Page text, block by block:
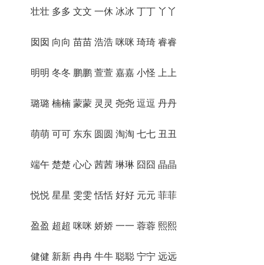
壮壮 多多 文文 一休 冰冰 丁丁 丫丫
囡囡 向向 苗苗 浩浩 咪咪 琦琦 睿睿
明明 冬冬 鹏鹏 萱萱 嘉嘉 小怪 上上
璐璐 楠楠 蒙蒙 灵灵 尧尧 逗逗 丹丹
萌萌 可可 东东 圆圆 淘淘 七七 丑丑
端午 楚楚 心心 茜茜 琳琳 囧囧 晶晶
悦悦 星星 雯雯 恬恬 好好 元元 菲菲
盈盈 超超 咪咪 娇娇 一一 蓉蓉 熙熙
健健 新新 冉冉 牛牛 聪聪 宁宁 远远